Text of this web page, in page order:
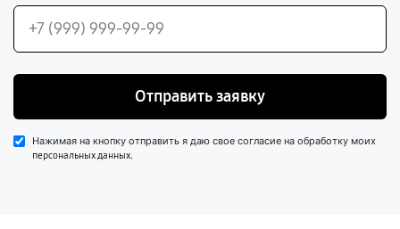
Отправить заявку
Нажимая на кнопку отправить я даю свое согласие на обработку моих
персональных данных.